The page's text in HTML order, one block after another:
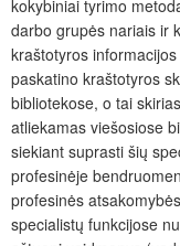
kokybiniai tyrimo
darbo grupės nariais ir
kraštotyros
paskatino kraštotyros
bibliotekose, o tai
atliekamas viešosiose
siekiant suprasti šių
profesinėje
profesinės
specialistų funkcijose